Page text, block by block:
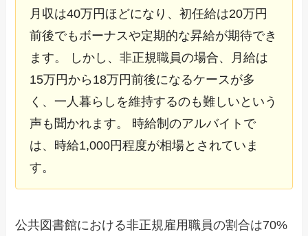
月収は40万円ほどになり、初任給は20万円
前後でもボーナスや定期的な昇給が期待でき
ます。 しかし、非正規職員の場合、月給は
15万円から18万円前後になるケースが多
く、一人暮らしを維持するのも難しいという
声も聞かれます。 時給制のアルバイトで
は、時給1,000円程度が相場とされていま
す。
公共図書館における非正規雇用職員の割合は70%